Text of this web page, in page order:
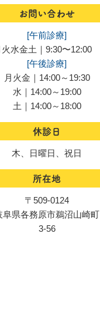
お問い合わせ
[午前診療]
火水金土｜9:30〜12:00
[午後診療]
月火金｜14:00～19:30
水｜14:00～19:00
土｜14:00～18:00
休診日
木、日曜日、祝日
所在地
〒509-0124
阜県各務原市鵜沼山崎町
3-56